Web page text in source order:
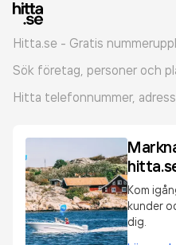
Hitta.se - Gratis
Sök företag, personer och
Hitta telefonnummer,
Kom
kunder
dig.